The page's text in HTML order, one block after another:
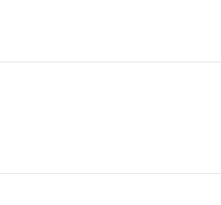
도달한 주.가.조.작 범죄, 왜 통치권자